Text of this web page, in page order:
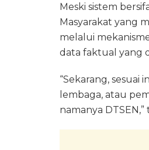
Meski sistem
Masyarakat yang
melalui
data faktual yang
“Sekarang, sesuai
lembaga, atau
namanya